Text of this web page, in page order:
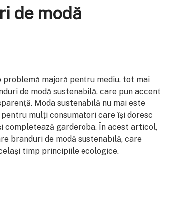
de modă
problemă majoră pentru mediu, tot mai
de modă sustenabilă, care pun accent
Moda sustenabilă nu mai este
mulți consumatori care își doresc
completează garderoba. În acest articol,
branduri de modă sustenabilă, care
timp principiile ecologice.